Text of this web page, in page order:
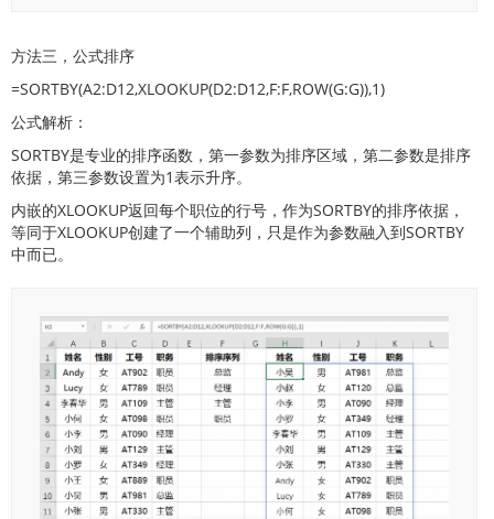
方法三，公式排序
=SORTBY(A2:D12,XLOOKUP(D2:D12,F:F,ROW(G:G)),1)
公式解析：
SORTBY是专业的排序函数，第一参数为排序区域，第二参数是排序
依据，第三参数设置为1表示升序。
内嵌的XLOOKUP返回每个职位的行号，作为SORTBY的排序依据，
等同于XLOOKUP创建了一个辅助列，只是作为参数融入到SORTBY
中而已。